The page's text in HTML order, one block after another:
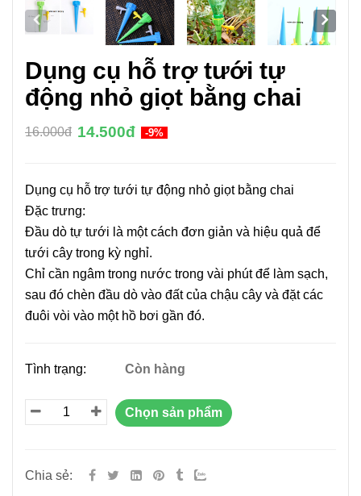
Dụng cụ hỗ trợ tưới tự
động nhỏ giọt bằng chai
16.000đ 14.500đ -9%
Dụng cụ hỗ trợ tưới tự động nhỏ giọt bằng chai
Đặc trưng:
Đầu dò tự tưới là một cách đơn giản và hiệu quả để
tưới cây trong kỳ nghỉ.
Chỉ cần ngâm trong nước trong vài phút để làm sạch,
sau đó chèn đầu dò vào đất của chậu cây và đặt các
đuôi vòi vào một hồ bơi gần đó.
Tình trạng: Còn hàng
Chọn sản phẩm
Chia sẻ: